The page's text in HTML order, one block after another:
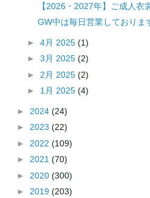
【2026・2027年】ご成人衣
GW中は毎日営業しておりま
► 4月 2025 (1)
► 3月 2025 (2)
► 2月 2025 (2)
► 1月 2025 (4)
► 2024 (24)
► 2023 (22)
► 2022 (109)
► 2021 (70)
► 2020 (300)
► 2019 (203)